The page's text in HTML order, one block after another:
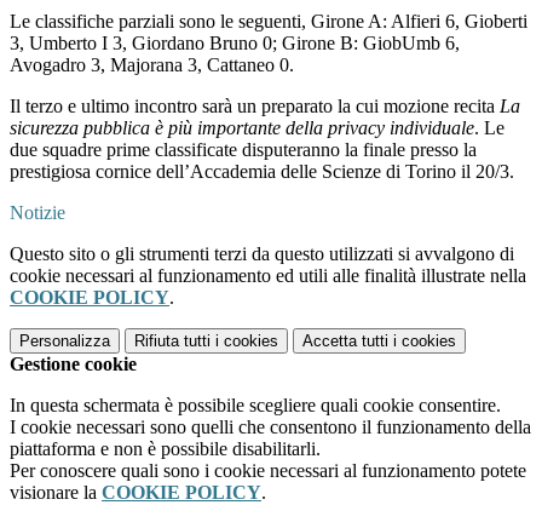
Le classifiche parziali sono le seguenti, Girone A: Alfieri 6, Gioberti
3, Umberto I 3, Giordano Bruno 0; Girone B: GiobUmb 6,
Avogadro 3, Majorana 3, Cattaneo 0.
Il terzo e ultimo incontro sarà un preparato la cui mozione recita La
sicurezza pubblica è più importante della privacy individuale. Le
due squadre prime classificate disputeranno la finale presso la
prestigiosa cornice dell’Accademia delle Scienze di Torino il 20/3.
Notizie
Questo sito o gli strumenti terzi da questo utilizzati si avvalgono di
cookie necessari al funzionamento ed utili alle finalità illustrate nella
COOKIE POLICY.
Personalizza Rifiuta tutti i cookies Accetta tutti i cookies
Gestione cookie
In questa schermata è possibile scegliere quali cookie consentire.
I cookie necessari sono quelli che consentono il funzionamento della
piattaforma e non è possibile disabilitarli.
Per conoscere quali sono i cookie necessari al funzionamento potete
visionare la COOKIE POLICY.